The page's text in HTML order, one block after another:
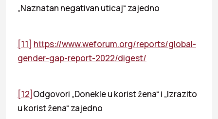
„Naznatan negativan uticaj“ zajedno
[11] https://www.weforum.org/reports/global-
gender-gap-report-2022/digest/
[12]Odgovori „Donekle u korist žena“ i „Izrazito
u korist žena“ zajedno